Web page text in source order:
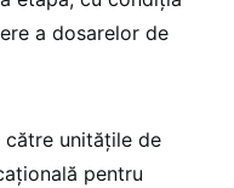
a dosarelor de
către unitățile de
pentru